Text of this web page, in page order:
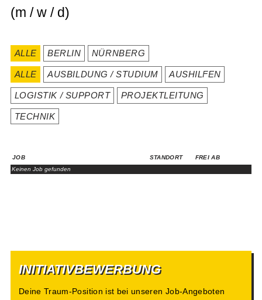
(m / w / d)
ALLE BERLIN NÜRNBERG
ALLE AUSBILDUNG / STUDIUM AUSHILFEN
LOGISTIK / SUPPORT PROJEKTLEITUNG
TECHNIK
JOB STANDORT
FREI AB
Keinen Job gefunden
INITIATIVBEWERBUNG
Deine Traum-Position ist bei unseren Job-Angeboten